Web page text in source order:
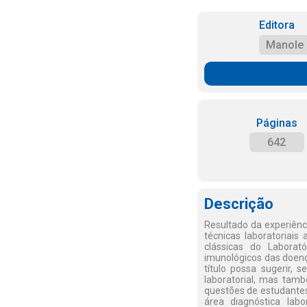
Editora
Manole
Páginas
642
Descrição
Resultado da
técnicas laboratoriais
clássicas do
imunológicos das
título possa sugerir,
laboratorial, mas
questões de
área diagnóstica